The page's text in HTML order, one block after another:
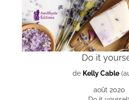
Do it
de Kelly Cable
août 2020